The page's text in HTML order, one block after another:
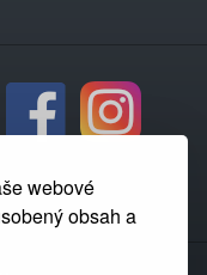
webové
obsah a